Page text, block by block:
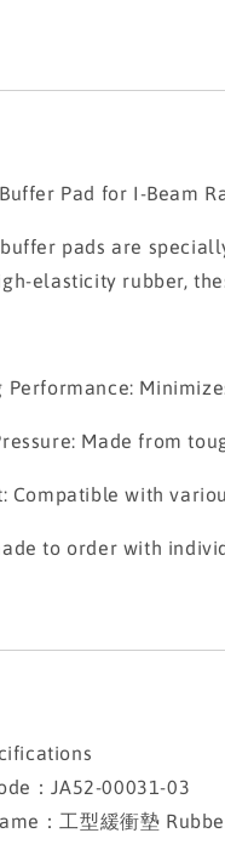
Pad for I-Beam
pads are
elasticity rubber,
Performance:
Made from
Compatible with
to order with
：JA52-00031-03
：工型緩衝墊